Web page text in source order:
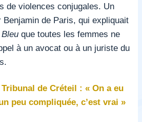
de violences conjugales. Un
Benjamin de Paris, qui expliquait
que toutes les femmes ne
à un avocat ou à un juriste du
Tribunal de Créteil : « On a eu
peu compliquée, c’est vrai »